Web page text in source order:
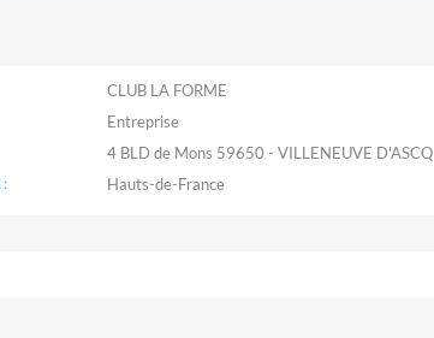
CLUB LA FORME
Entreprise
4 BLD de Mons 59650 - VILLENEUVE D'ASCQ
: Hauts-de-France